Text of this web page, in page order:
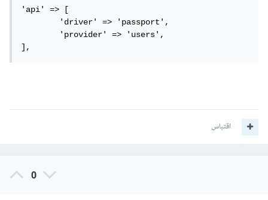
'api' => [
	'driver' => 'passport',
	'provider' => 'users',
],
اقتباس
0